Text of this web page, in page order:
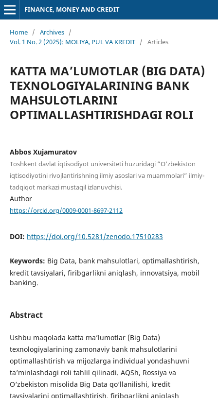
FINANCE, MONEY AND CREDIT
Home / Archives /
Vol. 1 No. 2 (2025): MOLIYA, PUL VA KREDIT / Articles
KATTA MA’LUMOTLAR (BIG DATA)
TEXNOLOGIYALARINING BANK
MAHSULOTLARINI
OPTIMALLASHTIRISHDAGI ROLI
Abbos Xujamuratov
Toshkent davlat iqtisodiyot universiteti huzuridagi “O‘zbekiston
iqtisodiyotini rivojlantirishning ilmiy asoslari va muammolari” ilmiy-
tadqiqot markazi mustaqil izlanuvchisi.
Author
https://orcid.org/0009-0001-8697-2112
DOI: https://doi.org/10.5281/zenodo.17510283
Keywords: Big Data, bank mahsulotlari, optimallashtirish,
kredit tavsiyalari, firibgarlikni aniqlash, innovatsiya, mobil
banking.
Abstract
Ushbu maqolada katta ma’lumotlar (Big Data)
texnologiyalarining zamonaviy bank mahsulotlarini
optimallashtirish va mijozlarga individual yondashuvni
ta’minlashdagi roli tahlil qilinadi. AQSh, Rossiya va
O‘zbekiston misolida Big Data qo‘llanilishi, kredit
tavsiyalarini optimallashtirish, firibgarlikni aniqlash